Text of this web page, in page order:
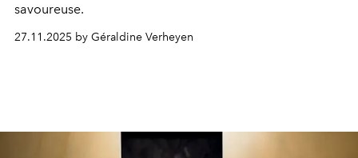
savoureuse.
27.11.2025 by Géraldine Verheyen